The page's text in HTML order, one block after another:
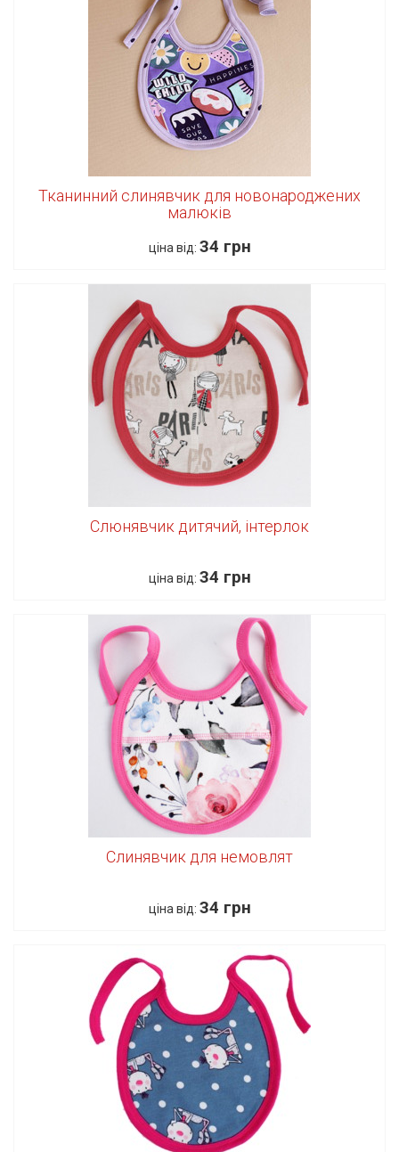
Тканинний слинявчик для новонароджених
малюків
ціна від: 34 грн
Слюнявчик дитячий, інтерлок
ціна від: 34 грн
Слинявчик для немовлят
ціна від: 34 грн